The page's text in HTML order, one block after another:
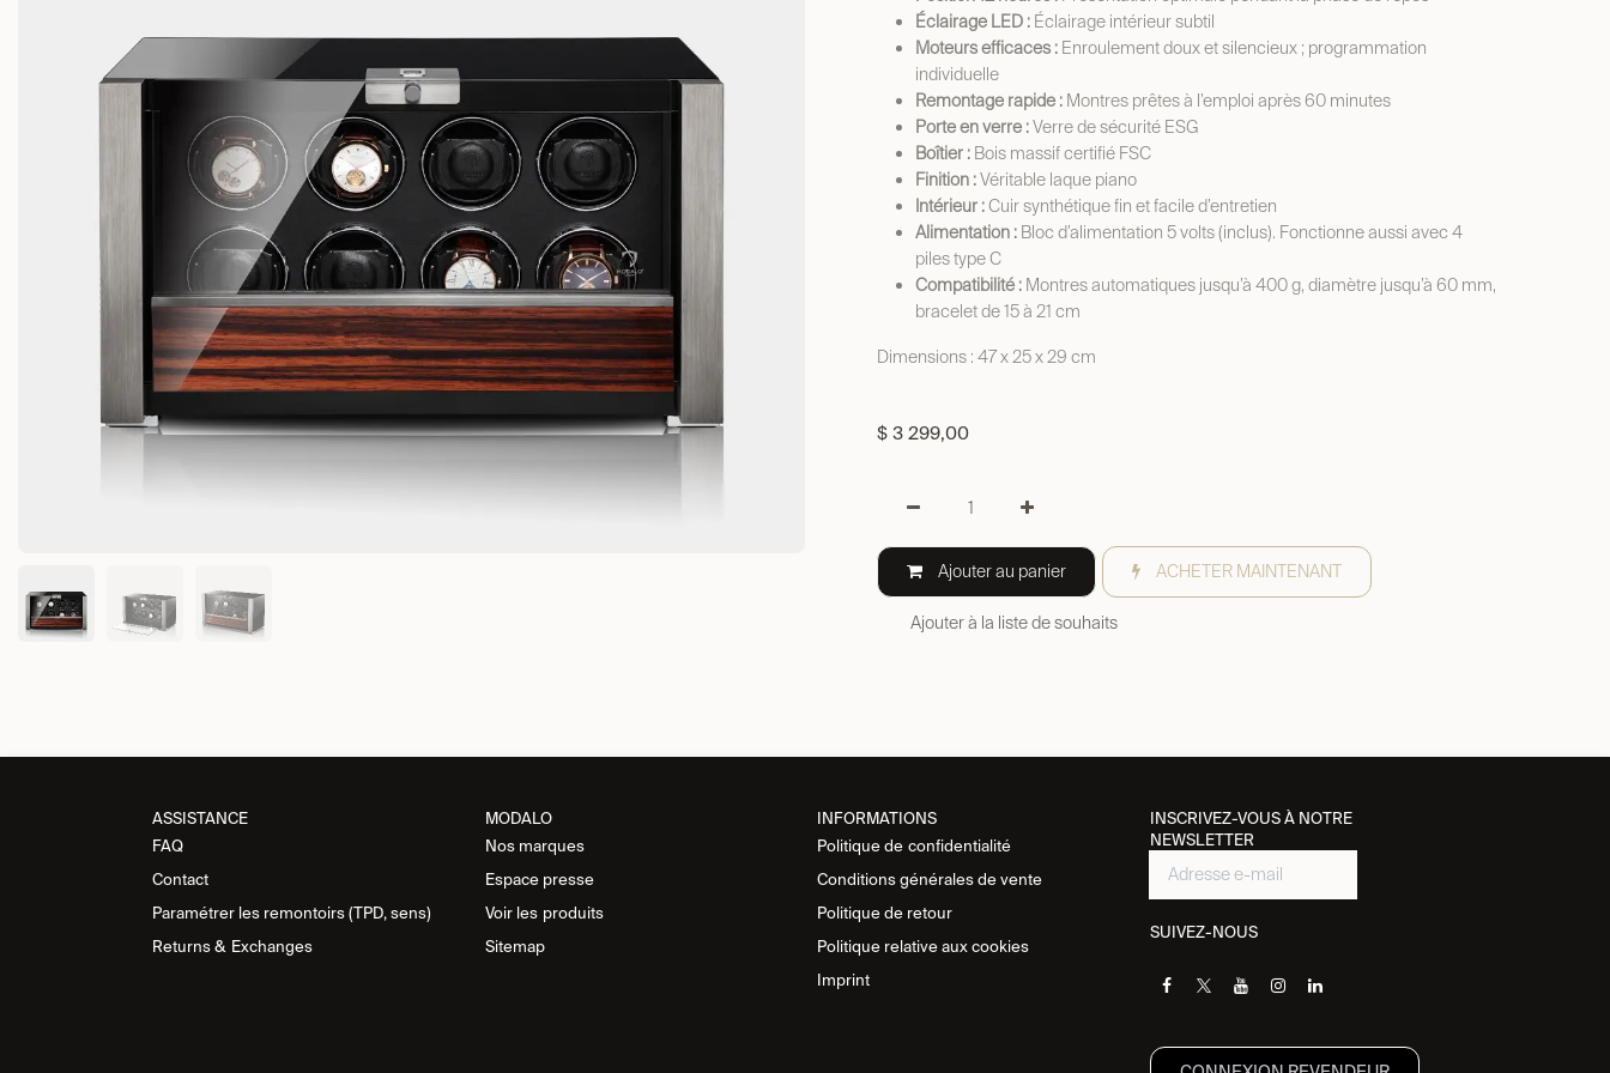
Éclairage LED : Éclairage intérieur subtil
Moteurs efficaces : Enroulement doux et silencieux ; programmation
individuelle
Remontage rapide : Montres prêtes à l’emploi après 60 minutes
Porte en verre :Verre de sécurité ESG
Boîtier : Bois massif certifié FSC
Finition :Véritable laque piano
Intérieur :Cuir synthétique fin et facile d’entretien
Alimentation : Bloc d’alimentation 5 volts (inclus). Fonctionne aussi avec 4
piles type C
Compatibilité : Montres automatiques jusqu’à 400 g, diamètre jusqu’à 60 mm,
bracelet de 15 à 21 cm
Dimensions : 47 x 25 x 29 cm
$ 3 299,00
Ajouter au panier ACHETER MAINTENANT
Ajouter à la liste de souhaits
MODALO
Nos marques
Espace presse
Voir les produits
Sitemap
INSCRIVEZ-VOUS À NOTRE
NEWSLETTER
SUIVEZ-NOUS
ASSISTANCE​
FAQ
Contact
Paramétrer les remontoirs (TPD, sens)
Returns & Exchanges
INFORMATIONS
Politique de confidentialité
Conditions générales de vente
Politique de retour
Politique relative aux cookies
Imprint